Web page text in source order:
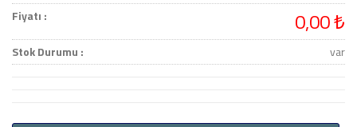
Fiyatı :
0,00 ₺
Stok Durumu : var